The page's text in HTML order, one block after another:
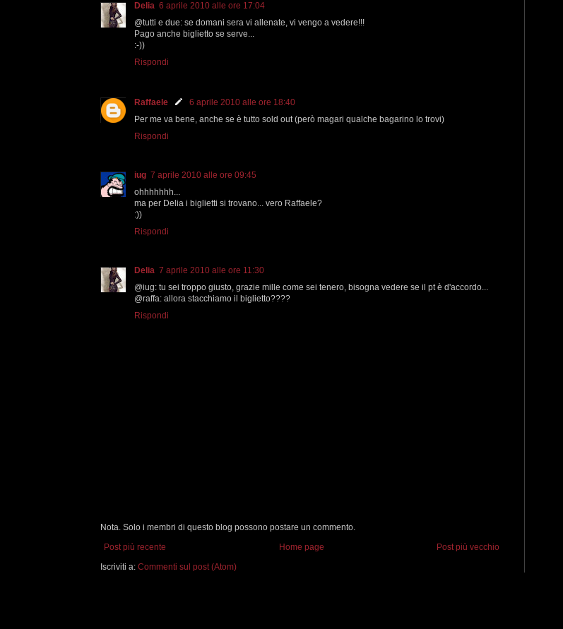
Delia 6 aprile 2010 alle ore 17:04
@tutti e due: se domani sera vi allenate, vi vengo a vedere!!!
Pago anche biglietto se serve...
:-))
Rispondi
Raffaele
6 aprile 2010 alle ore 18:40
Per me va bene, anche se è tutto sold out (però magari qualche bagarino lo trovi)
Rispondi
iug 7 aprile 2010 alle ore 09:45
ohhhhhhh...
ma per Delia i biglietti si trovano... vero Raffaele?
:))
Rispondi
Delia 7 aprile 2010 alle ore 11:30
@iug: tu sei troppo giusto, grazie mille come sei tenero, bisogna vedere se il pt è d'accordo...
@raffa: allora stacchiamo il biglietto????
Rispondi
Nota. Solo i membri di questo blog possono postare un commento.
Post più recente
Post più vecchio
Home page
Iscriviti a: Commenti sul post (Atom)